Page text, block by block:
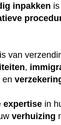
inpakken
van
,
en
expertise in
verhuizing